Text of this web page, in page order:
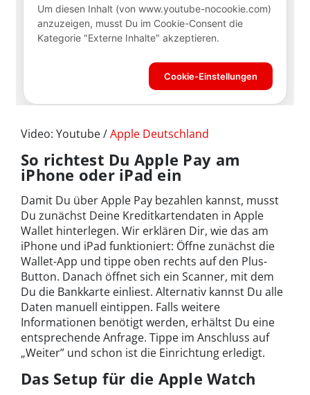
Video: Youtube /Apple Deutschland
So richtest Du Apple Pay am
iPhone oder iPad ein
Damit Du über Apple Pay bezahlen kannst, musst
Du zunächst Deine Kreditkartendaten in Apple
Wallet hinterlegen. Wir erklären Dir, wie das am
iPhone und iPad funktioniert: Öffne zunächst die
Wallet-App und tippe oben rechts auf den Plus-
Button. Danach öffnet sich ein Scanner, mit dem
Du die Bankkarte einliest. Alternativ kannst Du alle
Daten manuell eintippen. Falls weitere
Informationen benötigt werden, erhältst Du eine
entsprechende Anfrage. Tippe im Anschluss auf
„Weiter” und schon ist die Einrichtung erledigt.
Das Setup für die Apple Watch